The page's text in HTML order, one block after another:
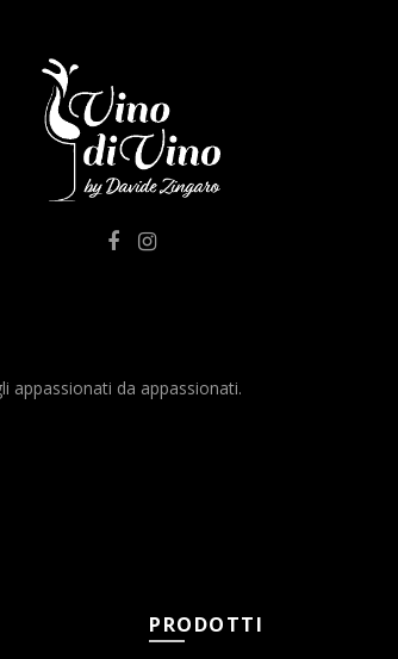
appassionati da appassionati.
PRODOTTI